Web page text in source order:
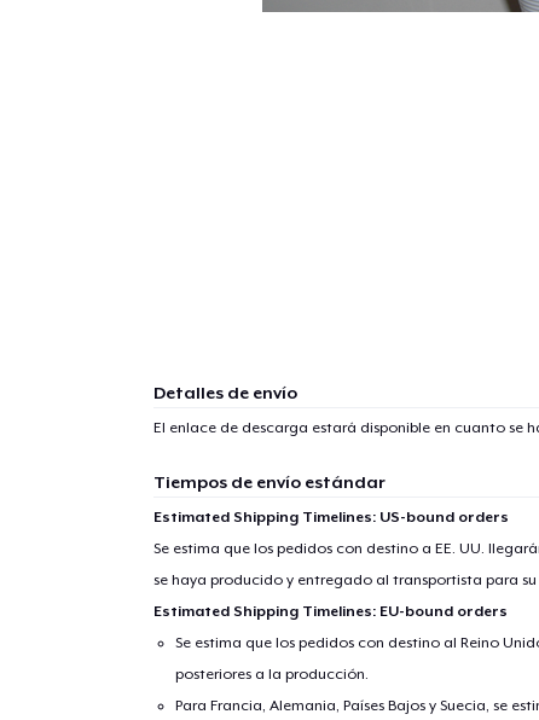
Detalles de envío
El enlace de descarga estará disponible en cuanto se
Tiempos de envío estándar
Estimated Shipping Timelines: US-bound orders
Se estima que los pedidos con destino a EE. UU.
se haya producido y entregado al transportista para
Estimated Shipping Timelines: EU-bound orders
Se estima que los pedidos con destino al Reino
posteriores a la producción.
Para Francia, Alemania, Países Bajos y Suecia, se